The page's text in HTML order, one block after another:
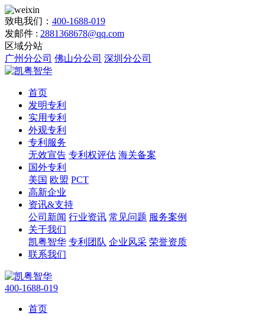
致电我们： 400-1688-019
发邮件 : 2881368678@qq.com
区域分站
广州分公司 佛山分公司 深圳分公司
首页
发明专利
实用专利
外观专利
专利服务
无效宣告 专利权评估 海关备案
国外专利
美国 欧盟 PCT
高新企业
资讯&支持
公司新闻 行业资讯 常见问题 服务案例
关于我们
凯粤智华 专利团队 企业风采 荣誉资质
联系我们
400-1688-019
首页